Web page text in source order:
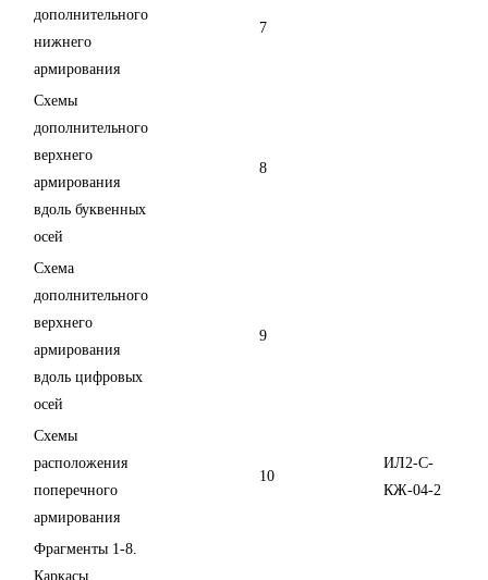
дополнительного
нижнего
армирования
7
Схемы
дополнительного
верхнего
армирования
вдоль буквенных
осей
8
Схема
дополнительного
верхнего
армирования
вдоль цифровых
осей
9
Схемы
расположения
поперечного
армирования
10
ИЛ2-С-
КЖ-04-2
Фрагменты 1-8.
Каркасы